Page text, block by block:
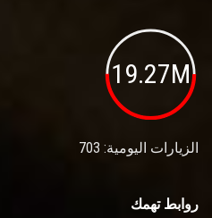
19.27M
الزيارات اليومية: 703
روابط تهمك